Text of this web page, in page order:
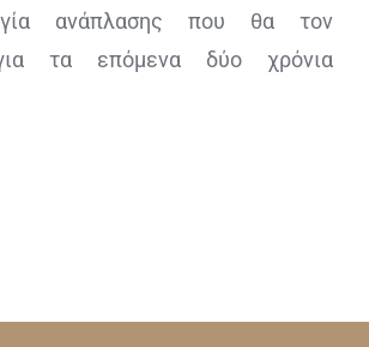
ανάπλασης που θα τον
τα επόμενα δύο χρόνια